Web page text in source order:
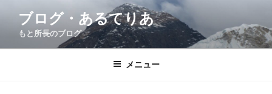
ン
ブログ・あるてりあ
もと所長のブログ
メニュー